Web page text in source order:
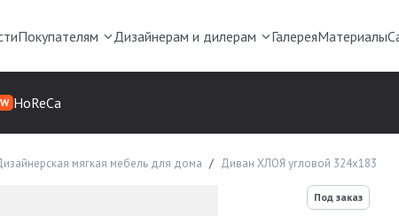
Покупателям Дизайнерам и дилерам ГалереяМатериалы
HoReCa
мягкая мебель для дома Диван ХЛОЯ угловой 324х183
Под заказ